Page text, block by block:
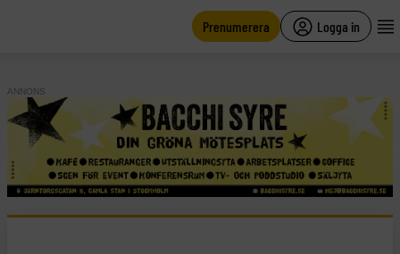
Prenumerera Logga in
ANNONS